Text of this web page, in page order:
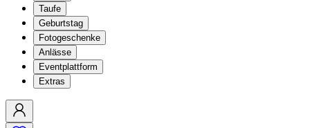
Taufe
Geburtstag
Fotogeschenke
Anlässe
Eventplattform
Extras